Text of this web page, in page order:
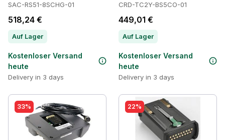
SAC-RS51-8SCHG-01
518,24 €
Auf Lager
Kostenloser Versand
heute
Delivery in 3 days
CRD-TC2Y-BS5CO-01
449,01 €
Auf Lager
Kostenloser Versand
heute
Delivery in 3 days
33% 22%